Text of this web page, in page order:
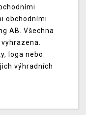
obchodními
AB. Všechna
loga nebo
výhradních